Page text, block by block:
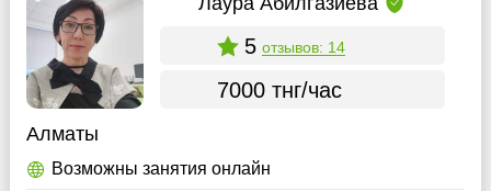
5 отзывов: 14
7000 тнг/час
Алматы
Возможны занятия онлайн